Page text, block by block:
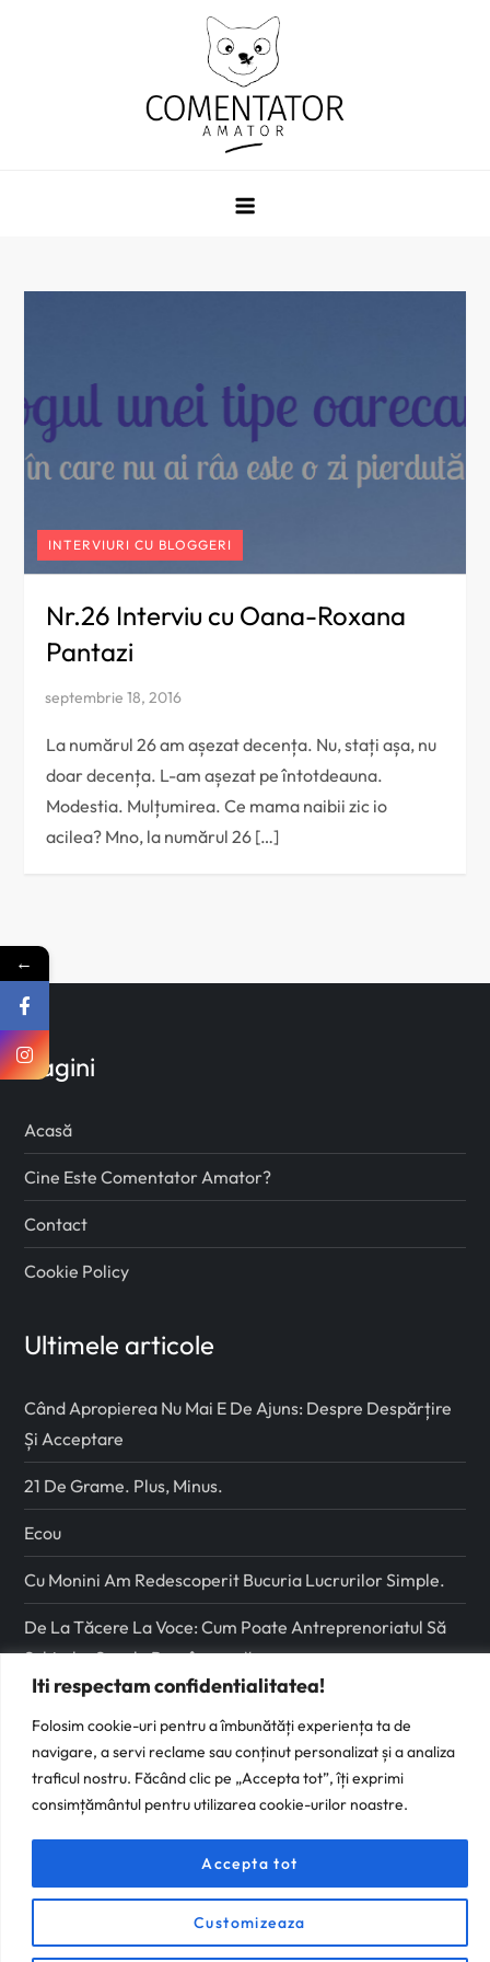
Iti respectam confidentialitatea!
Folosim cookie-uri pentru a îmbunătăți experiența ta de
navigare, a servi reclame sau conținut personalizat și a analiza
traficul nostru. Făcând clic pe „Accepta tot”, îți exprimi
consimțământul pentru utilizarea cookie-urilor noastre.
Customizeaza
Accepta tot
INTERVIURI CU BLOGGERI
Nr.26 Interviu cu Oana-Roxana
Pantazi
La numărul 26 am așezat decența. Nu, stați așa, nu
doar decența. L-am așezat pe întotdeauna.
Modestia. Mulțumirea. Ce mama naibii zic io
acilea? Mno, la numărul 26 […]
Pagini
Acasă
Cine Este Comentator Amator?
Contact
Cookie Policy
Ultimele articole
Când Apropierea Nu Mai E De Ajuns: Despre Despărțire
Și Acceptare
21 De Grame. Plus, Minus.
Ecou
Cu Monini Am Redescoperit Bucuria Lucrurilor Simple.
De La Tăcere La Voce: Cum Poate Antreprenoriatul Să
Schimbe Școala Românească
Urmareste-ma pe
Facebook
←